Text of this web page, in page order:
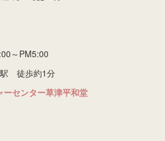
～PM5:00
徒歩約1分
センター草津平和堂